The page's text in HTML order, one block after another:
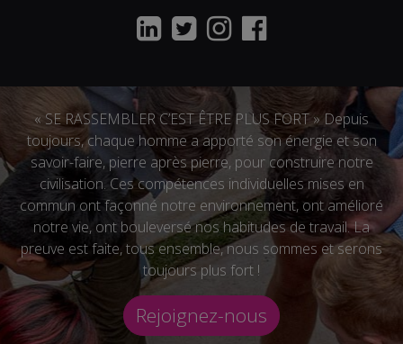
« SE RASSEMBLER C’EST ÊTRE PLUS FORT » Depuis
toujours, chaque homme a apporté son énergie et son
savoir-faire, pierre après pierre, pour construire notre
civilisation. Ces compétences individuelles mises en
commun ont façonné notre environnement, ont amélioré
notre vie, ont bouleversé nos habitudes de travail. La
preuve est faite, tous ensemble, nous sommes et serons
toujours plus fort !
Rejoignez-nous